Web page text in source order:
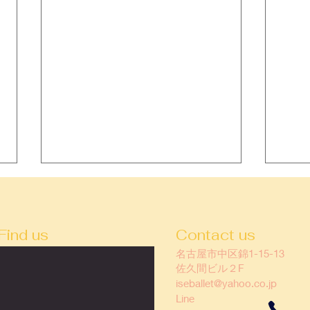
【ダンス初心者さんへ】オー
us Contact us
名古屋市中区錦1-15-13
佐久間ビル２F
iseballet@yahoo.co.jp
Line